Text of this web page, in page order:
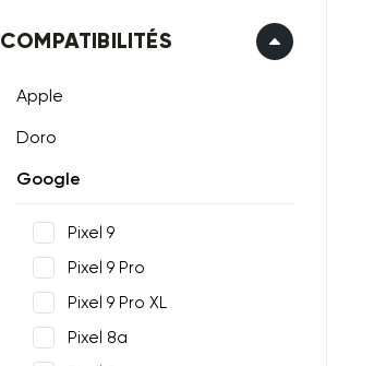
COMPATIBILITÉS
Apple
Doro
Google
Pixel 9
Pixel 9 Pro
Pixel 9 Pro XL
Pixel 8a